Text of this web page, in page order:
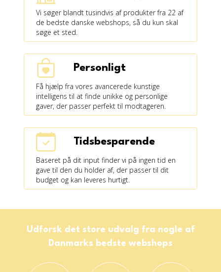
Vi søger blandt tusindvis af produkter fra 22 af
de bedste danske webshops, så du kun skal
søge et sted.
Personligt
Få hjælp fra vores avancerede kunstige
intelligens til at finde unikke og personlige
gaver, der passer perfekt til modtageren.
Tidsbesparende
Baseret på dit input finder vi på ingen tid en
gave til den du holder af, der passer til dit
budget og kan leveres hurtigt.
Udforsk det store udvalg fra nogle af
Danmarks bedste webshops